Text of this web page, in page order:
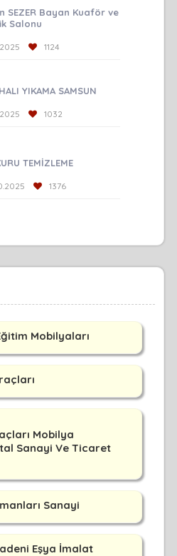
SEZER Bayan Kuaför ve
Salonu
1124
YIKAMA SAMSUN
1032
TEMİZLEME
1376
Mobilyaları
Mobilya
Sanayi Ve Ticaret
Sanayi
Eşya İmalat